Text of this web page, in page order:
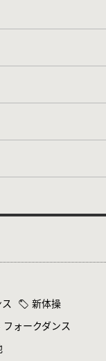
新体操
フォークダンス